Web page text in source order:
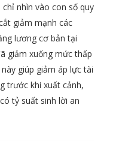
nhìn vào con số quy
giảm mạnh các
lương cơ bản tại
giảm xuống mức thấp
giúp giảm áp lực tài
trước khi xuất cảnh,
tỷ suất sinh lời an